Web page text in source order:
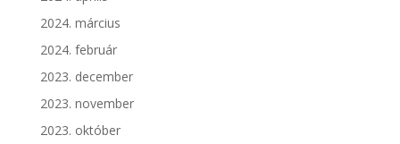
2024. március
2024. február
2023. december
2023. november
2023. október